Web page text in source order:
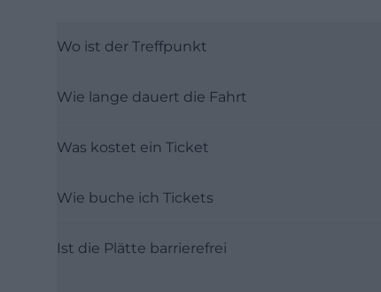
Wo ist der Treffpunkt
Wie lange dauert die Fahrt
Was kostet ein Ticket
Wie buche ich Tickets
Ist die Plätte barrierefrei